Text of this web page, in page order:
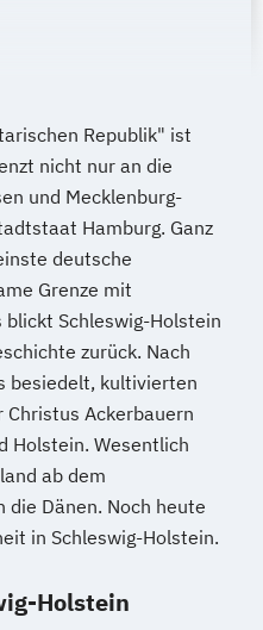
Republik" ist
nicht nur an die
und Mecklenburg-
Hamburg. Ganz
deutsche
Grenze mit
Schleswig-Holstein
zurück. Nach
besiedelt, kultivierten
Ackerbauern
Holstein. Wesentlich
ab dem
Dänen. Noch heute
in Schleswig-Holstein.
Holstein